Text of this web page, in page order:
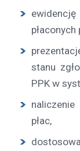
stanu
PPK w
płac,